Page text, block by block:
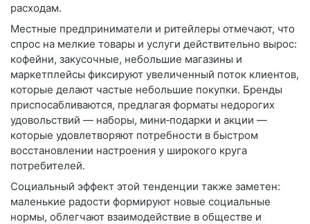
расходам.
Местные предприниматели и ритейлеры отмечают, что
спрос на мелкие товары и услуги действительно вырос:
кофейни, закусочные, небольшие магазины и
маркетплейсы фиксируют увеличенный поток клиентов,
которые делают частые небольшие покупки. Бренды
приспосабливаются, предлагая форматы недорогих
удовольствий — наборы, мини‑подарки и акции —
которые удовлетворяют потребности в быстром
восстановлении настроения у широкого круга
потребителей.
Социальный эффект этой тенденции также заметен:
маленькие радости формируют новые социальные
нормы, облегчают взаимодействие в обществе и